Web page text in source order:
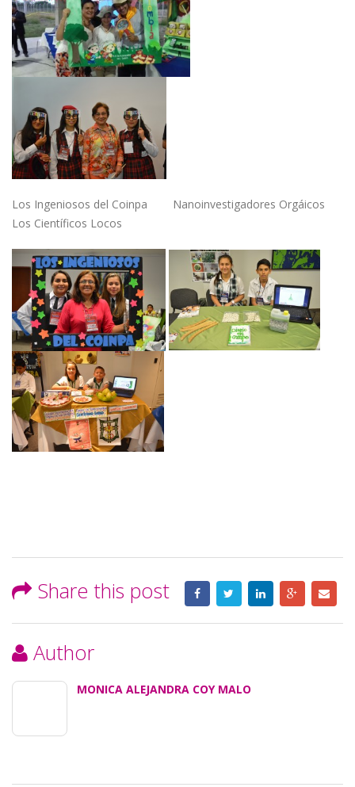
Los Ingeniosos del Coinpa Nanoinvestigadores Orgáicos
Los Científicos Locos
Share this post
Author
MONICA ALEJANDRA COY MALO